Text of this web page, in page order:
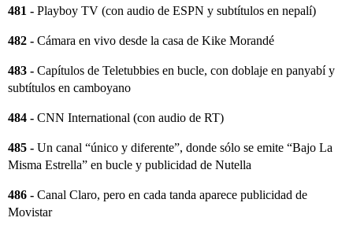
481 - Playboy TV (con audio de ESPN y subtítulos en nepalí)
482 - Cámara en vivo desde la casa de Kike Morandé
483 - Capítulos de Teletubbies en bucle, con doblaje en panyabí y
subtítulos en camboyano
484 - CNN International (con audio de RT)
485 - Un canal “único y diferente”, donde sólo se emite “Bajo La
Misma Estrella” en bucle y publicidad de Nutella
486 - Canal Claro, pero en cada tanda aparece publicidad de
Movistar